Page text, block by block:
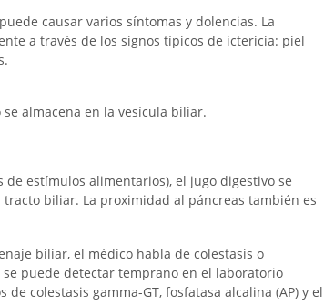
causar varios síntomas y dolencias. La
a través de los signos típicos de ictericia: piel
almacena en la vesícula biliar.
estímulos alimentarios), el jugo digestivo se
biliar. La proximidad al páncreas también es
biliar, el médico habla de colestasis o
puede detectar temprano en el laboratorio
colestasis gamma-GT, fosfatasa alcalina (AP) y el